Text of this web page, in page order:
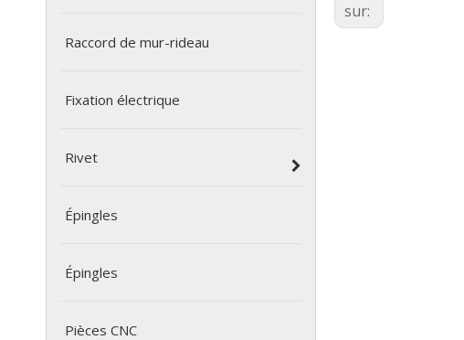
Raccord de mur-rideau
Fixation électrique
Rivet
Épingles
Épingles
Pièces CNC
sur: